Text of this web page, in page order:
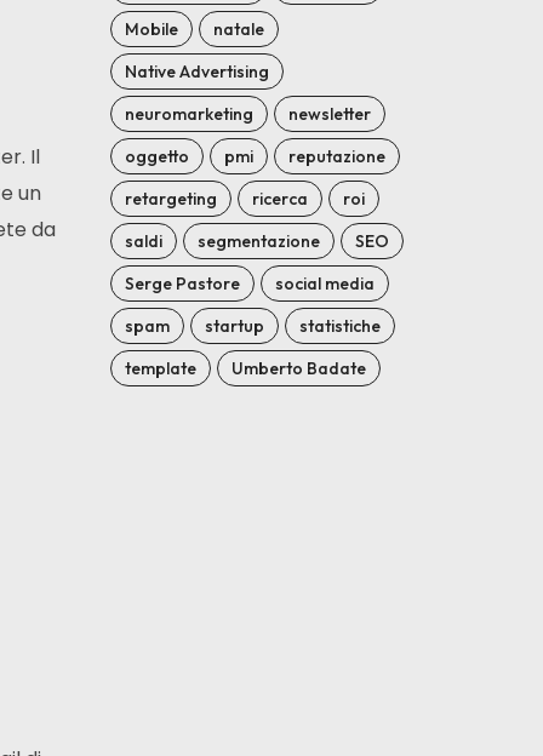
Il
un
da
Mobile
natale
Native Advertising
neuromarketing
newsletter
oggetto
pmi
reputazione
retargeting
ricerca
roi
saldi
segmentazione
SEO
Serge Pastore
social media
spam
startup
statistiche
template
Umberto Badate